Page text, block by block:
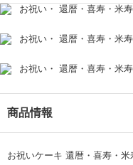
事前にモカボーネンさんにケ
ていただいたところ、とても
までご用意くださいました。
気温が高い日でしたので心配
きました。
また、念願のケーキと一緒に
ることもできました。
祖父の大切な日にとても素敵
りがとうございます！
もっと見る
家族皆が笑顔になり、お味の
商品情報
お祝いケーキ 還暦・喜寿・